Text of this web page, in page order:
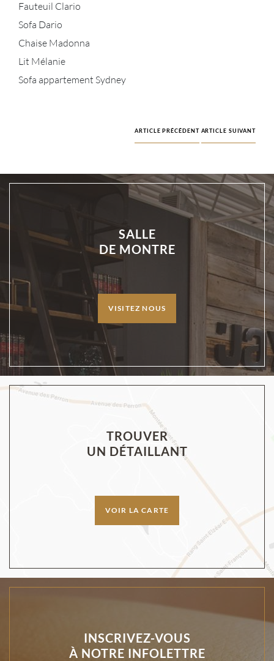
Fauteuil Clario
Sofa Dario
Chaise Madonna
Lit Mélanie
Sofa appartement Sydney
ARTICLE PRÉCÉDENT ARTICLE SUIVANT
SALLE
DE MONTRE
VISITEZ NOUS
TROUVER
UN DÉTAILLANT
VOIR LA CARTE
INSCRIVEZ-VOUS
À NOTRE INFOLETTRE